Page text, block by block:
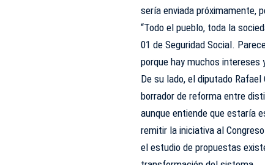
sería enviada próximamente,
“Todo el pueblo, toda la
01 de Seguridad Social.
porque hay muchos intereses
De su lado, el diputado
borrador de reforma entre
aunque entiende que estaría
remitir la iniciativa al
el estudio de propuestas